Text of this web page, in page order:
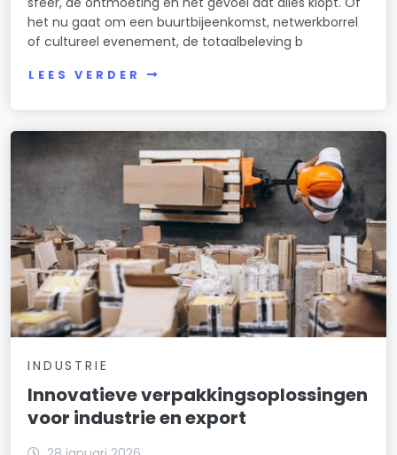
het nu gaat om een buurtbijeenkomst, netwerkborrel
of cultureel evenement, de totaalbeleving b
LEES VERDER
INDUSTRIE
Innovatieve verpakkingsoplossingen
voor industrie en export